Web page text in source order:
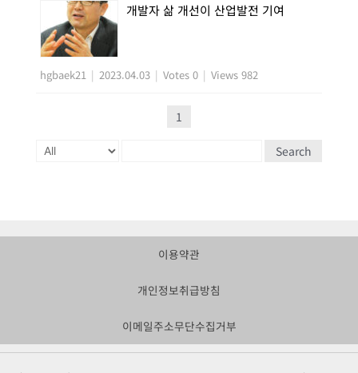
개발자 삶 개선이 산업발전 기여
hgbaek21 | 2023.04.03 | Votes 0 | Views 982
1
Search
이용약관
개인정보취급방침
이메일주소무단수집거부